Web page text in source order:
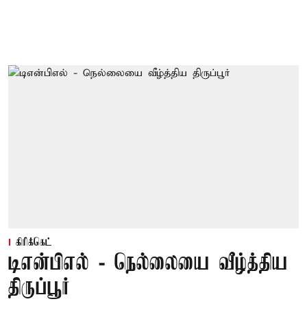
கிரிக்கெட்
டிஎன்பிஎல் - நெல்லையை வீழ்த்திய
திருப்பூர்